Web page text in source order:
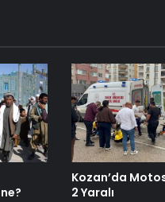
Kozan’da
2 Yaralı